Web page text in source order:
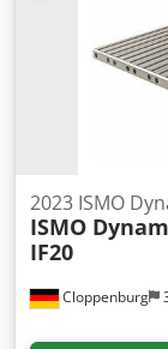
Cloppenburg
2023 ISMO
ISMO
IF20